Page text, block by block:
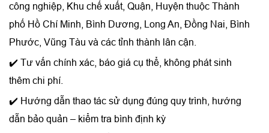
công nghiệp, Khu chế xuất, Quận, Huyện thuộc Thành
phố Hồ Chí Minh, Bình Dương, Long An, Đồng Nai, Bình
Phước, Vũng Tàu và các tỉnh thành lân cận.
✔️ Tư vấn chính xác, báo giá cụ thể, không phát sinh
thêm chi phí.
✔️ Hướng dẫn thao tác sử dụng đúng quy trình, hướng
dẫn bảo quản – kiểm tra bình định kỳ